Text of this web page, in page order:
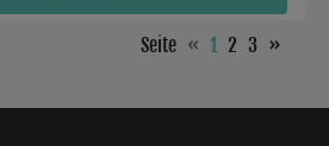
Seite « 1 2 3 »